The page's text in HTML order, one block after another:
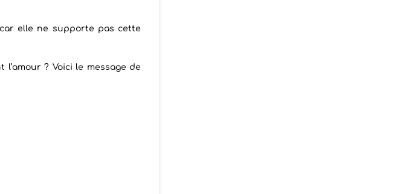
elle ne supporte pas cette
l’amour ? Voici le message de